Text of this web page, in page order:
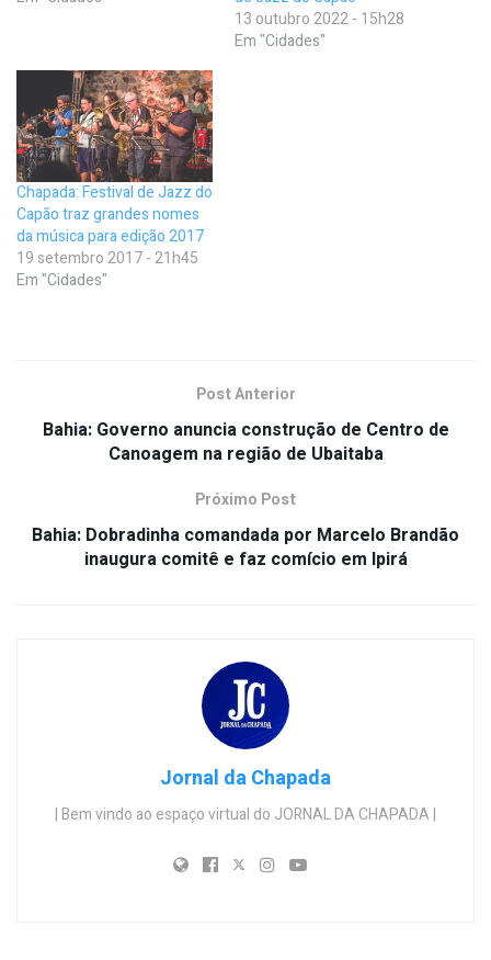
13 outubro 2022 - 15h28
Em "Cidades"
Chapada: Festival de Jazz do
Capão traz grandes nomes
da música para edição 2017
19 setembro 2017 - 21h45
Em "Cidades"
Post Anterior
Bahia: Governo anuncia construção de Centro de
Canoagem na região de Ubaitaba
Próximo Post
Bahia: Dobradinha comandada por Marcelo Brandão
inaugura comitê e faz comício em Ipirá
Jornal da Chapada
| Bem vindo ao espaço virtual do JORNAL DA CHAPADA |